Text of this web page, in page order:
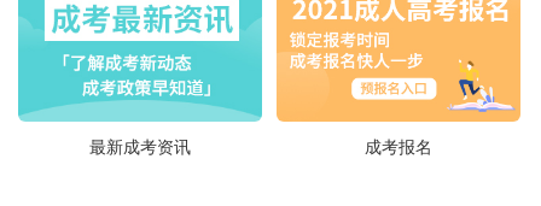
最新成考资讯 成考报名